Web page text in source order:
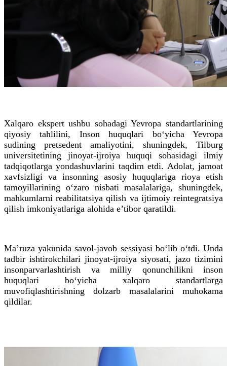
Xalqaro ekspert ushbu sohadagi Yevropa standartlarining
qiyosiy tahlilini, Inson huquqlari bo‘yicha Yevropa
sudining pretsedent amaliyotini, shuningdek, Tilburg
universitetining jinoyat-ijroiya huquqi sohasidagi ilmiy
tadqiqotlarga yondashuvlarini taqdim etdi. Adolat, jamoat
xavfsizligi va insonning asosiy huquqlariga rioya etish
tamoyillarining o‘zaro nisbati masalalariga, shuningdek,
mahkumlarni reabilitatsiya qilish va ijtimoiy reintegratsiya
qilish imkoniyatlariga alohida eʼtibor qaratildi.
Maʼruza yakunida savol-javob sessiyasi bo‘lib o‘tdi. Unda
tadbir ishtirokchilari jinoyat-ijroiya siyosati, jazo tizimini
insonparvarlashtirish va milliy qonunchilikni inson
huquqlari bo‘yicha xalqaro standartlarga
muvofiqlashtirishning dolzarb masalalarini muhokama
qildilar.